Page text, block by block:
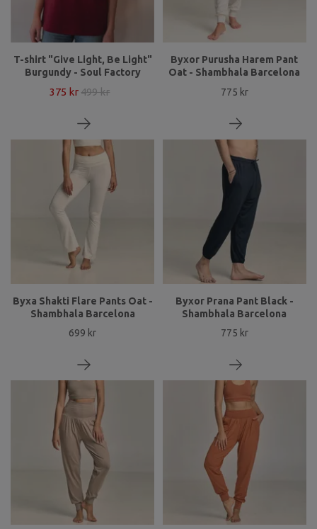
T-shirt "Give Light, Be Light"
Burgundy - Soul Factory
375 kr 499 kr
Byxor Purusha Harem Pant
Oat - Shambhala Barcelona
775 kr
Byxa Shakti Flare Pants Oat -
Shambhala Barcelona
699 kr
Byxor Prana Pant Black -
Shambhala Barcelona
775 kr